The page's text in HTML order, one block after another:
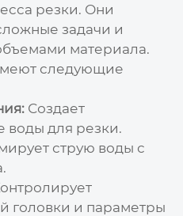
резки. Они
задачи и
материала.
следующие
Создает
воды для резки.
струю воды с
и параметры